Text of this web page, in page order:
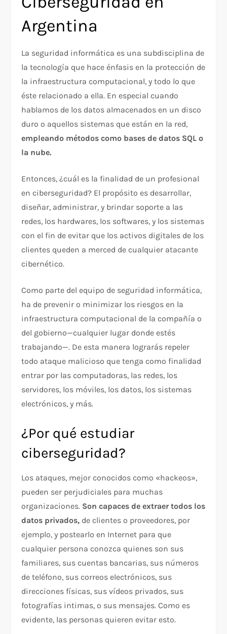
Argentina
La seguridad informática es una subdisciplina de
la tecnología que hace énfasis en la protección de
la infraestructura computacional, y todo lo que
éste relacionado a ella. En especial cuando
hablamos de los datos almacenados en un disco
duro o aquellos sistemas que están en la red,
empleando métodos como bases de datos SQL o
la nube.
Entonces, ¿cuál es la finalidad de un profesional
en ciberseguridad? El propósito es desarrollar,
diseñar, administrar, y brindar soporte a las
redes, los hardwares, los softwares, y los sistemas
con el fin de evitar que los activos digitales de los
clientes queden a merced de cualquier atacante
cibernético.
Como parte del equipo de seguridad informática,
ha de prevenir o minimizar los riesgos en la
infraestructura computacional de la compañía o
del gobierno—cualquier lugar donde estés
trabajando—. De esta manera lograrás repeler
todo ataque malicioso que tenga como finalidad
entrar por las computadoras, las redes, los
servidores, los móviles, los datos, los sistemas
electrónicos, y más.
¿Por qué estudiar
ciberseguridad?
Los ataques, mejor conocidos como «hackeos»,
pueden ser perjudiciales para muchas
organizaciones. Son capaces de extraer todos los
datos privados, de clientes o proveedores, por
ejemplo, y postearlo en Internet para que
cualquier persona conozca quienes son sus
familiares, sus cuentas bancarias, sus números
de teléfono, sus correos electrónicos, sus
direcciones físicas, sus vídeos privados, sus
fotografías intimas, o sus mensajes. Como es
evidente, las personas quieren evitar esto.